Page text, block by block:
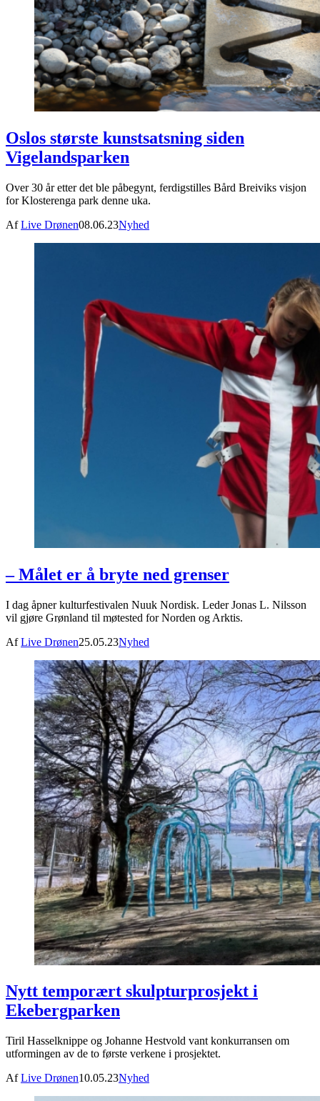
Oslos største kunstsatsning siden
Vigelandsparken
Over 30 år etter det ble påbegynt, ferdigstilles Bård Breiviks visjon
for Klosterenga park denne uka.
AfLive Drønen08.06.23Nyhed
– Målet er å bryte ned grenser
I dag åpner kulturfestivalen Nuuk Nordisk. Leder Jonas L. Nilsson
vil gjøre Grønland til møtested for Norden og Arktis.
AfLive Drønen25.05.23Nyhed
Nytt temporært skulpturprosjekt i
Ekebergparken
Tiril Hasselknippe og Johanne Hestvold vant konkurransen om
utformingen av de to første verkene i prosjektet.
AfLive Drønen10.05.23Nyhed